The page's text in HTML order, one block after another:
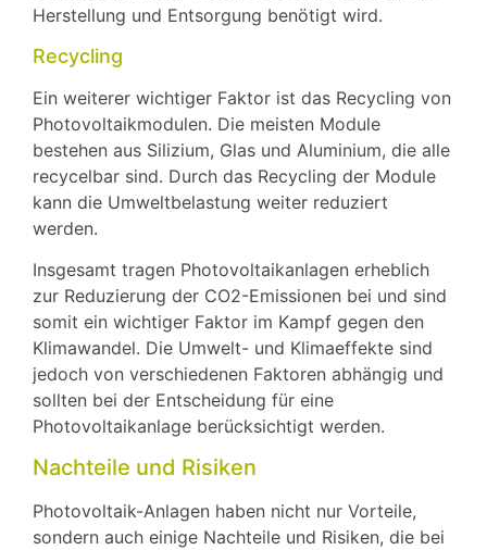
Herstellung und Entsorgung benötigt wird.
Recycling
Ein weiterer wichtiger Faktor ist das Recycling von
Photovoltaikmodulen. Die meisten Module
bestehen aus Silizium, Glas und Aluminium, die alle
recycelbar sind. Durch das Recycling der Module
kann die Umweltbelastung weiter reduziert
werden.
Insgesamt tragen Photovoltaikanlagen erheblich
zur Reduzierung der CO2-Emissionen bei und sind
somit ein wichtiger Faktor im Kampf gegen den
Klimawandel. Die Umwelt- und Klimaeffekte sind
jedoch von verschiedenen Faktoren abhängig und
sollten bei der Entscheidung für eine
Photovoltaikanlage berücksichtigt werden.
Nachteile und Risiken
Photovoltaik-Anlagen haben nicht nur Vorteile,
sondern auch einige Nachteile und Risiken, die bei